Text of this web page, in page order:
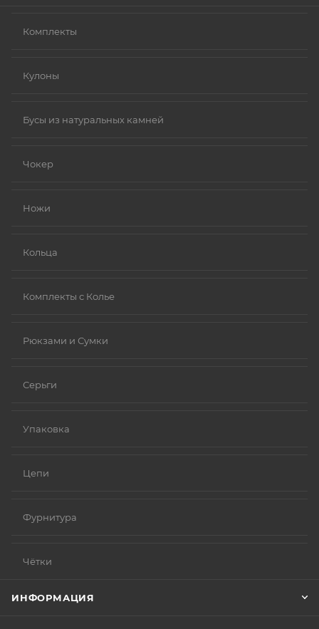
Комплекты
Кулоны
Бусы из натуральных камней
Чокер
Ножи
Кольца
Комплекты с Колье
Рюкзами и Сумки
Серьги
Упаковка
Цепи
Фурнитура
Чётки
ИНФОРМАЦИЯ